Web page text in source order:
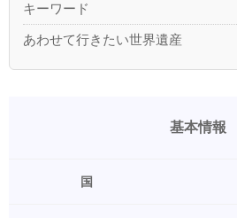
キーワード
あわせて行きたい世界遺産
基本情報
国